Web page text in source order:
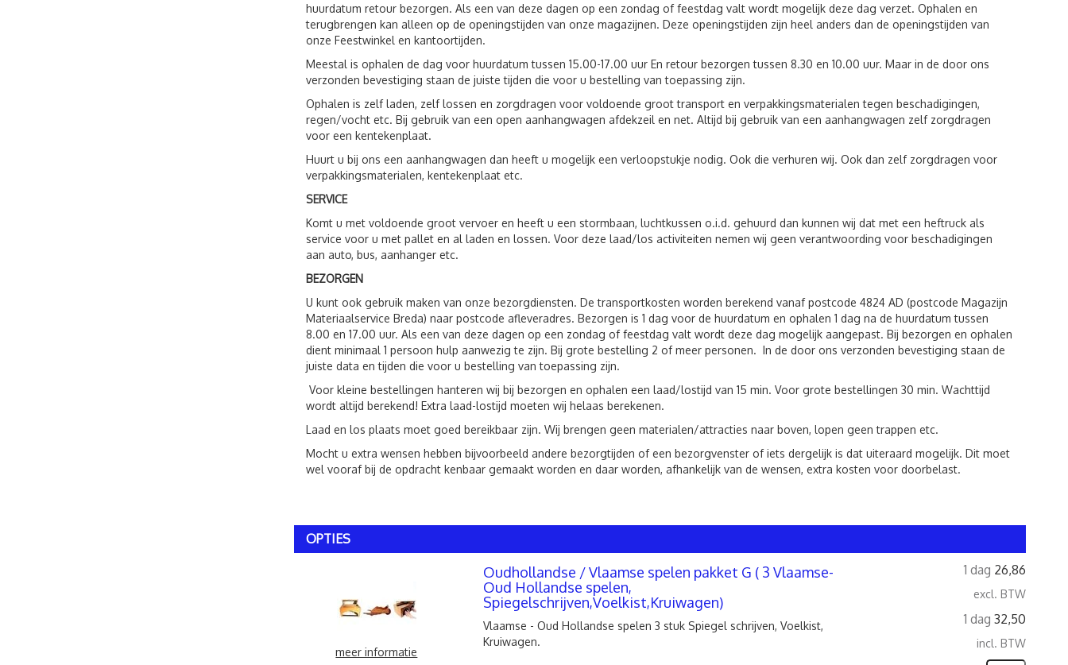
huurdatum retour bezorgen. Als een van deze dagen op een zondag of feestdag valt wordt mogelijk deze dag verzet. Ophalen en
terugbrengen kan alleen op de openingstijden van onze magazijnen. Deze openingstijden zijn heel anders dan de openingstijden van
onze Feestwinkel en kantoortijden.
Meestal is ophalen de dag voor huurdatum tussen 15.00-17.00 uur En retour bezorgen tussen 8.30 en 10.00 uur. Maar in de door ons
verzonden bevestiging staan de juiste tijden die voor u bestelling van toepassing zijn.
Ophalen is zelf laden, zelf lossen en zorgdragen voor voldoende groot transport en verpakkingsmaterialen tegen beschadigingen,
regen/vocht etc. Bij gebruik van een open aanhangwagen afdekzeil en net. Altijd bij gebruik van een aanhangwagen zelf zorgdragen
voor een kentekenplaat.
Huurt u bij ons een aanhangwagen dan heeft u mogelijk een verloopstukje nodig. Ook die verhuren wij. Ook dan zelf zorgdragen voor
verpakkingsmaterialen, kentekenplaat etc.
SERVICE
Komt u met voldoende groot vervoer en heeft u een stormbaan, luchtkussen o.i.d. gehuurd dan kunnen wij dat met een heftruck als
service voor u met pallet en al laden en lossen. Voor deze laad/los activiteiten nemen wij geen verantwoording voor beschadigingen
aan auto, bus, aanhanger etc.
BEZORGEN
U kunt ook gebruik maken van onze bezorgdiensten. De transportkosten worden berekend vanaf postcode 4824 AD (postcode Magazijn
Materiaalservice Breda) naar postcode afleveradres. Bezorgen is 1 dag voor de huurdatum en ophalen 1 dag na de huurdatum tussen
8.00 en 17.00 uur. Als een van deze dagen op een zondag of feestdag valt wordt deze dag mogelijk aangepast. Bij bezorgen en ophalen
dient minimaal 1 persoon hulp aanwezig te zijn. Bij grote bestelling 2 of meer personen. In de door ons verzonden bevestiging staan de
juiste data en tijden die voor u bestelling van toepassing zijn.
Voor kleine bestellingen hanteren wij bij bezorgen en ophalen een laad/lostijd van 15 min. Voor grote bestellingen 30 min. Wachttijd
wordt altijd berekend! Extra laad-lostijd moeten wij helaas berekenen.
Laad en los plaats moet goed bereikbaar zijn. Wij brengen geen materialen/attracties naar boven, lopen geen trappen etc.
Mocht u extra wensen hebben bijvoorbeeld andere bezorgtijden of een bezorgvenster of iets dergelijk is dat uiteraard mogelijk. Dit moet
wel vooraf bij de opdracht kenbaar gemaakt worden en daar worden, afhankelijk van de wensen, extra kosten voor doorbelast.
OPTIES
meer informatie
1 dag 26,86
excl. BTW
1 dag 32,50
incl. BTW
Oudhollandse / Vlaamse spelen pakket G ( 3 Vlaamse-
Oud Hollandse spelen,
Spiegelschrijven,Voelkist,Kruiwagen)
Vlaamse - Oud Hollandse spelen 3 stuk Spiegel schrijven, Voelkist,
Kruiwagen.